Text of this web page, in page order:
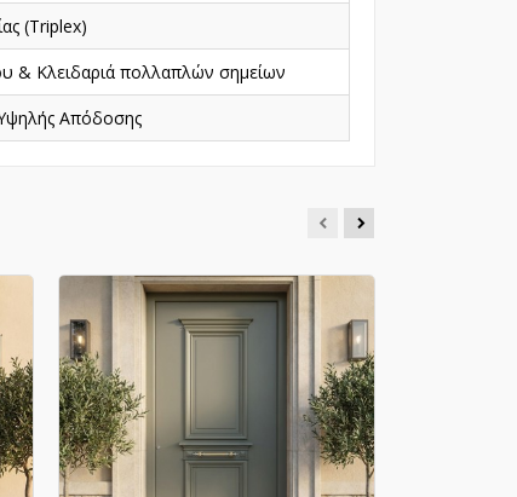
(Triplex)
& Κλειδαριά πολλαπλών σημείων
Απόδοσης